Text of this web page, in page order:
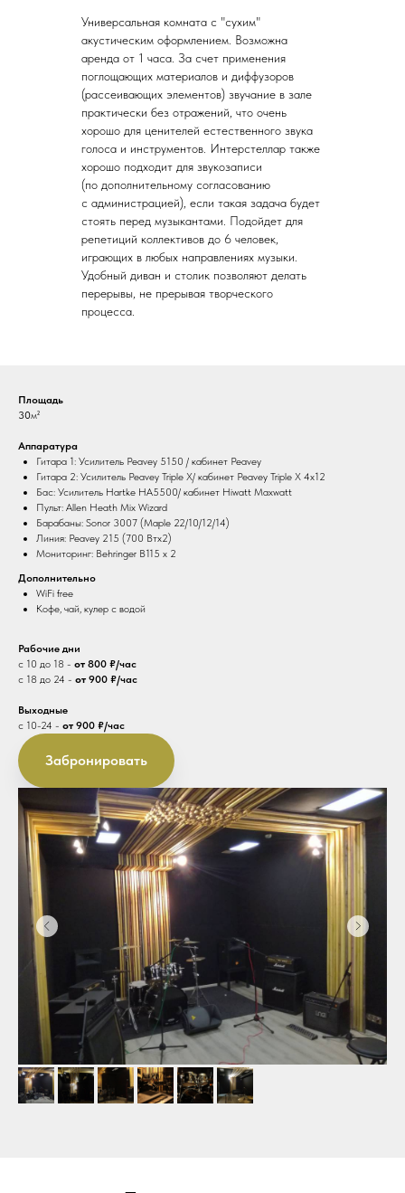
Универсальная комната с "сухим"
акустическим оформлением. Возможна
аренда от 1 часа. За счет применения
поглощающих материалов и диффузоров
(рассеивающих элементов) звучание в зале
практически без отражений, что очень
хорошо для ценителей естественного звука
голоса и инструментов. Интерстеллар также
хорошо подходит для звукозаписи
(по дополнительному согласованию
с администрацией), если такая задача будет
стоять перед музыкантами. Подойдет для
репетиций коллективов до 6 человек,
играющих в любых направлениях музыки.
Удобный диван и столик позволяют делать
перерывы, не прерывая творческого
процесса.
Площадь
30м²
Аппаратура
Гитара 1: Усилитель Peavey 5150 / кабинет Peavey
Гитара 2: Усилитель Peavey Triple X/ кабинет Peavey Triple X 4х12
Бас: Усилитель Hartke HA5500/ кабинет Hiwatt Maxwatt
Пульт: Allen Heath Mix Wizard
Барабаны: Sonor 3007 (Maple 22/10/12/14)
Линия: Peavey 215 (700 Втх2)
Мониторинг: Behringer B115 x 2
Дополнительно
WiFi free
Кофе, чай, кулер с водой
Рабочие дни
с 10 до 18 - от 800 ₽/час
с 18 до 24 - от 900 ₽/час
Выходные
с 10-24 - от 900 ₽/час
Забронировать